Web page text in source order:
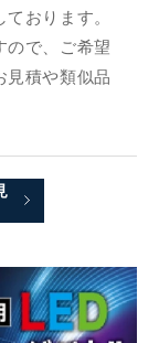
おります。
ので、ご希望
見積や類似品